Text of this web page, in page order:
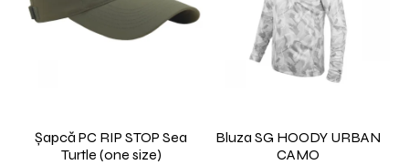
Șapcă PC RIP STOP Sea
Turtle (one size)
Bluza SG HOODY URBAN
CAMO